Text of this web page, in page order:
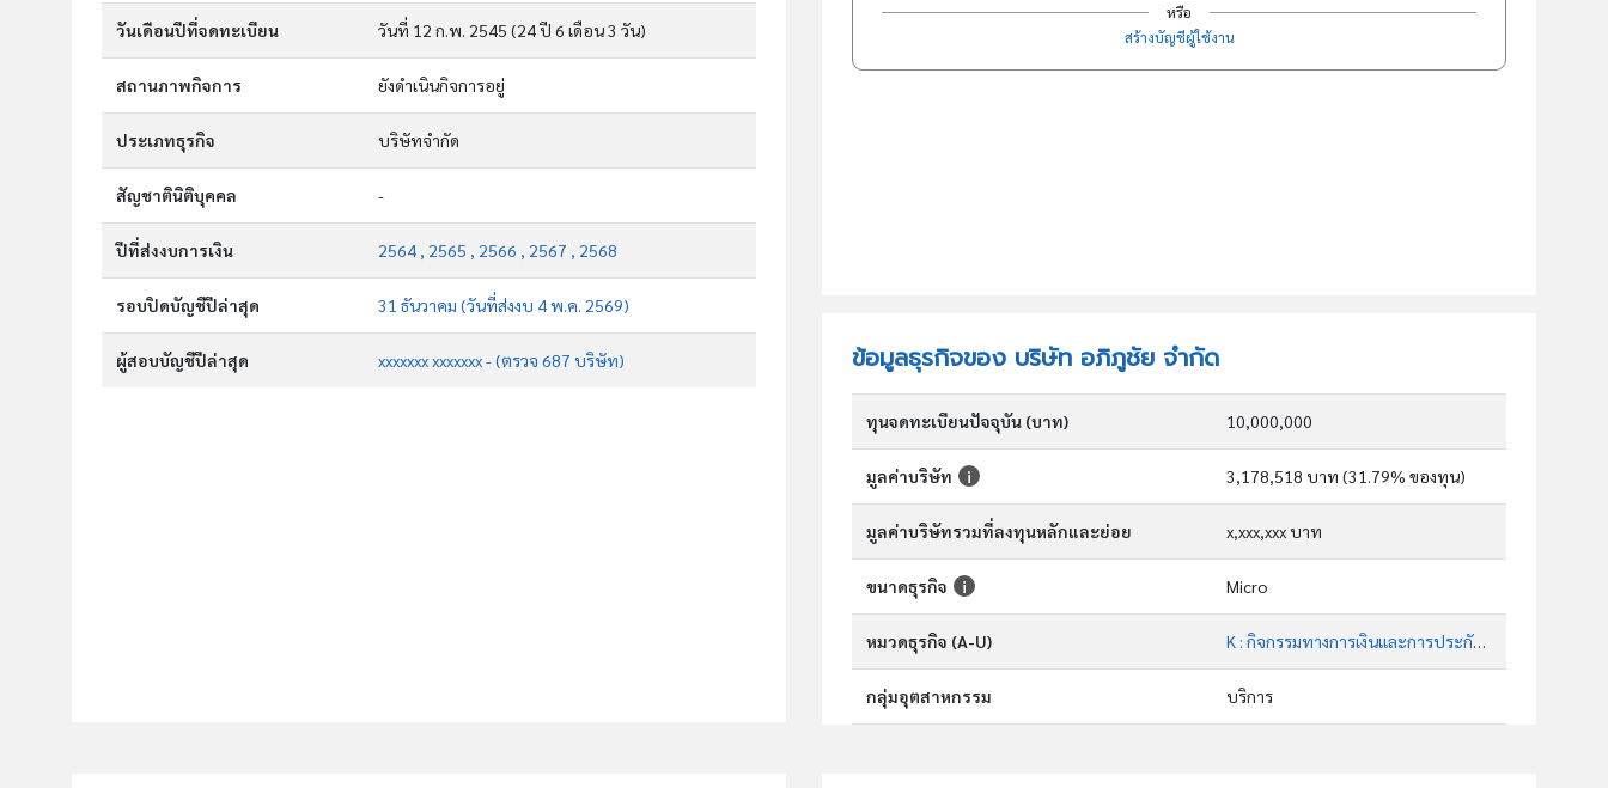
วันเดือนปีที่จดทะเบียน วันที่ 12 ก.พ. 2545 (24 ปี 6 เดือน 3 วัน)
สถานภาพกิจการ ยังดำเนินกิจการอยู่
ประเภทธุรกิจ บริษัทจำกัด
สัญชาตินิติบุคคล -
ปีที่ส่งงบการเงิน 2564 , 2565 , 2566 , 2567 , 2568
รอบปิดบัญชีปีล่าสุด 31 ธันวาคม (วันที่ส่งงบ 4 พ.ค. 2569)
ผู้สอบบัญชีปีล่าสุด xxxxxxx xxxxxxx - (ตรวจ 687 บริษัท)
หรือ
สร้างบัญชีผู้ใช้งาน
ข้อมูลธุรกิจของ บริษัท อภิภูชัย จำกัด
ทุนจดทะเบียนปัจจุบัน (บาท) 10,000,000
มูลค่าบริษัท 3,178,518 บาท (31.79% ของทุน)
มูลค่าบริษัทรวมที่ลงทุนหลักและย่อย x,xxx,xxx บาท
ขนาดธุรกิจ Micro
หมวดธุรกิจ (A-U) K : กิจกรรมทางการเงินและการประกันภัย
กลุ่มอุตสาหกรรม บริการ